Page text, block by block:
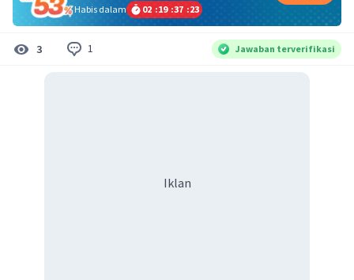
Habis dalam
02 :19 :37 :23
3 1 Jawaban terverifikasi
Iklan